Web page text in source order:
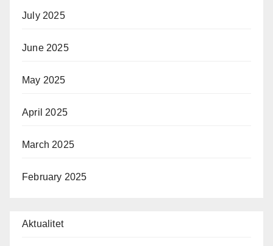
July 2025
June 2025
May 2025
April 2025
March 2025
February 2025
Aktualitet